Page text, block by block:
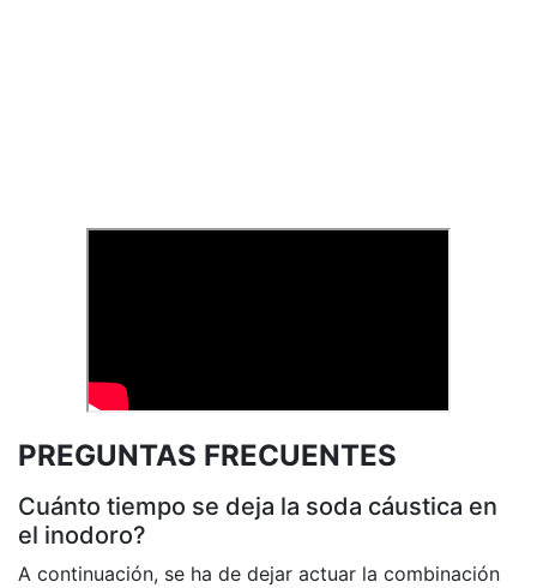
PREGUNTAS FRECUENTES
Cuánto tiempo se deja la soda cáustica en
el inodoro?
A continuación, se ha de dejar actuar la combinación